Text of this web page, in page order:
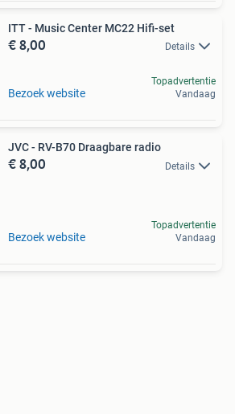
ITT - Music Center MC22 Hifi-set
€ 8,00 Details
Bezoek website
Topadvertentie
Vandaag
JVC - RV-B70 Draagbare radio
€ 8,00 Details
Bezoek website
Topadvertentie
Vandaag